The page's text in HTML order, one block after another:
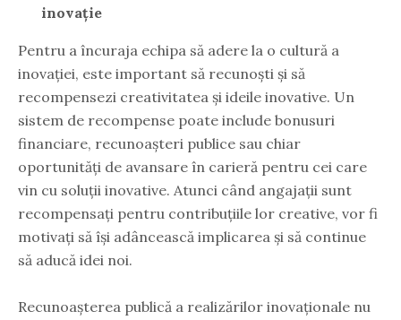
inovație
Pentru a încuraja echipa să adere la o cultură a
inovației, este important să recunoști și să
recompensezi creativitatea și ideile inovative. Un
sistem de recompense poate include bonusuri
financiare, recunoașteri publice sau chiar
oportunități de avansare în carieră pentru cei care
vin cu soluții inovative. Atunci când angajații sunt
recompensați pentru contribuțiile lor creative, vor fi
motivați să își adâncească implicarea și să continue
să aducă idei noi.
Recunoașterea publică a realizărilor inovaționale nu